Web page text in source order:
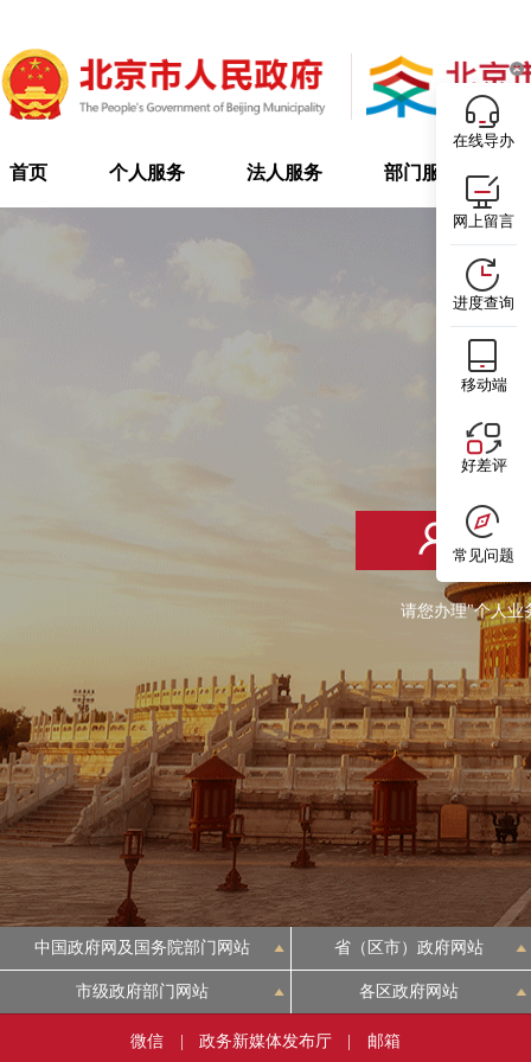
首页 个人服务 法人服务 部门服务
在线导办
网上留言
进度查询
移动端
好差评
常见问题
个人登
请您办理"个人业
中国政府网及国务院部门网站 省（区市）政府网站
市级政府部门网站 各区政府网站
微信 政务新媒体发布厅 邮箱